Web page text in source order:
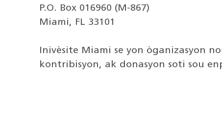
P.O. Box 016960 (M-867)
Miami, FL 33101
Inivèsite Miami se yon òganizasyon
kontribisyon, ak donasyon soti sou